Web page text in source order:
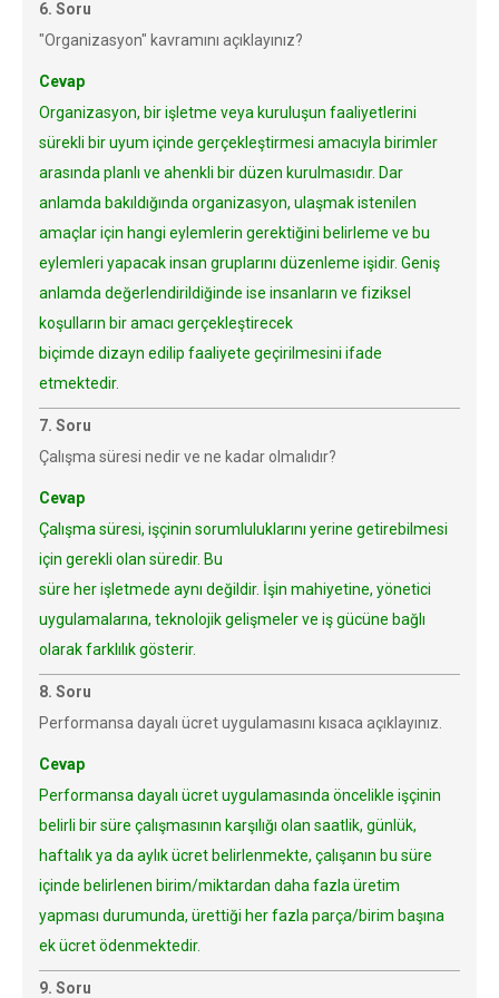
6. Soru
"Organizasyon" kavramını açıklayınız?
Cevap
Organizasyon, bir işletme veya kuruluşun faaliyetlerini
sürekli bir uyum içinde gerçekleştirmesi amacıyla birimler
arasında planlı ve ahenkli bir düzen kurulmasıdır. Dar
anlamda bakıldığında organizasyon, ulaşmak istenilen
amaçlar için hangi eylemlerin gerektiğini belirleme ve bu
eylemleri yapacak insan gruplarını düzenleme işidir. Geniş
anlamda değerlendirildiğinde ise insanların ve fiziksel
koşulların bir amacı gerçekleştirecek
biçimde dizayn edilip faaliyete geçirilmesini ifade
etmektedir.
7. Soru
Çalışma süresi nedir ve ne kadar olmalıdır?
Cevap
Çalışma süresi, işçinin sorumluluklarını yerine getirebilmesi
için gerekli olan süredir. Bu
süre her işletmede aynı değildir. İşin mahiyetine, yönetici
uygulamalarına, teknolojik gelişmeler ve iş gücüne bağlı
olarak farklılık gösterir.
8. Soru
Performansa dayalı ücret uygulamasını kısaca açıklayınız.
Cevap
Performansa dayalı ücret uygulamasında öncelikle işçinin
belirli bir süre çalışmasının karşılığı olan saatlik, günlük,
haftalık ya da aylık ücret belirlenmekte, çalışanın bu süre
içinde belirlenen birim/miktardan daha fazla üretim
yapması durumunda, ürettiği her fazla parça/birim başına
ek ücret ödenmektedir.
9. Soru